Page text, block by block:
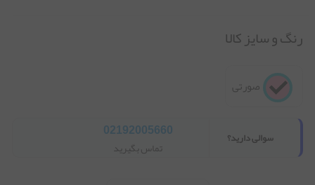
رنگ و سایز کالا
صورتی
سوالی دارید؟ 02192005660
تماس بگیرید